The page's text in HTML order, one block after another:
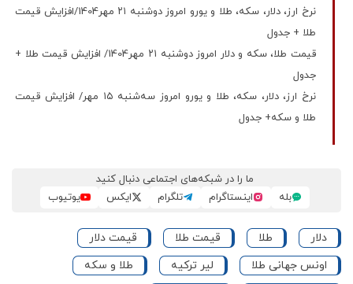
نرخ ارز، دلار، سکه، طلا و یورو امروز دوشنبه ۲۱ مهر1404/افزایش قیمت
طلا + جدول
قیمت طلا، سکه و دلار امروز دوشنبه ۲۱ مهر1404/ افزایش قیمت‌ طلا +
جدول
نرخ ارز، دلار، سکه، طلا و یورو امروز سه‌شنبه ۱۵ مهر/ افزایش قیمت
طلا و سکه+ جدول
ما را در شبکه‌های اجتماعی دنبال کنید
بله
اینستاگرام تلگرام ایکس یوتیوب
دلار طلا قیمت طلا
قیمت دلار
اونس جهانی طلا
لیر ترکیه
طلا و سکه